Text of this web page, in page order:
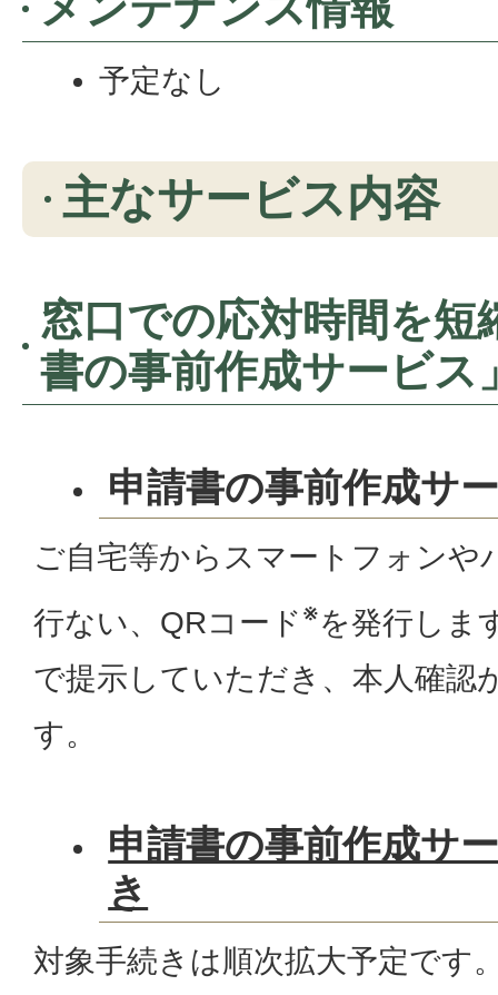
予定なし
主なサービス内容
窓口での応対時間を短
書の事前作成サービス
申請書の事前作成サ
ご自宅等からスマートフォンや
行ない、QRコード※を発行しま
で提示していただき、本人確認
す。
申請書の事前作成サ
き
対象手続きは順次拡大予定です